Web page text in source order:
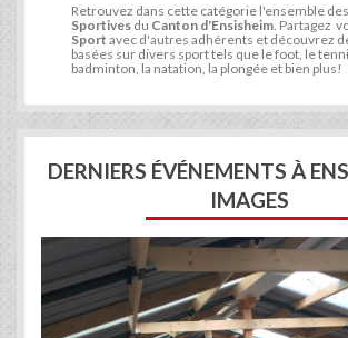
Retrouvez dans cette catégorie l'ensemble des
Sportives du Canton d'Ensisheim . Partagez
Sport avec d'autres adhérents et découvrez
basées sur divers sport tels que le foot, le
badminton, la natation, la plongée et bien plus!
DERNIERS ÉVÉNEMENTS À
IMAGES